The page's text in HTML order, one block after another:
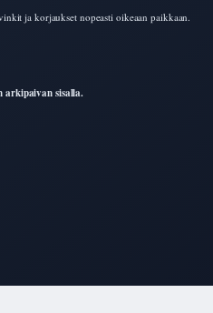
ja korjaukset nopeasti oikeaan paikkaan.
arkipaivan sisalla.